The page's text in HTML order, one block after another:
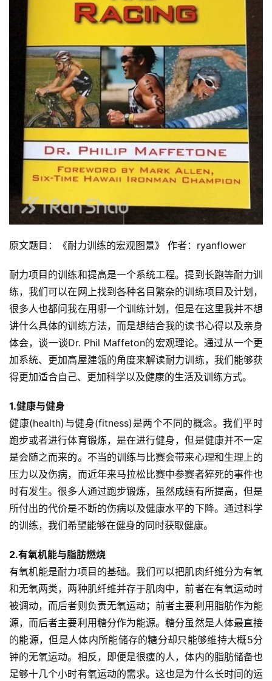
原文题目：《耐力训练的宏观图景》 作者：ryanflower
耐力项目的训练和提高是一个系统工程。提到长跑等耐力训
练，我们可以在网上找到各种名目繁杂的训练项目及计划，
很多人也都问我在用哪一个训练计划，但是在这里我并不想
讲什么具体的训练方法，而是想结合我的读书心得以及亲身
体会，谈一谈Dr. Phil Maffeton的宏观理论。通过从一个更
加系统、更加高屋建瓴的角度来解读耐力训练，我们能够获
得更加适合自己、更加科学以及健康的生活及训练方式。
1.健康与健身
健康(health)与健身(fitness)是两个不同的概念。我们平时
跑步或者进行体育锻炼，是在进行健身，但是健康并不一定
是会随之而来的。不当的训练与比赛会带来心理和生理上的
压力以及伤病，而近年来马拉松比赛中参赛者猝死的事件也
时有发生。很多人通过跑步锻炼，虽然成绩有所提高，但是
所付出的代价是不断的伤病以及健康水平的下降。通过科学
的训练，我们希望能够在健身的同时获取健康。
2.有氧机能与脂肪燃烧
有氧机能是耐力项目的基础。我们可以把肌肉纤维分为有氧
和无氧两类，两种肌纤维并存于肌肉中，前者在有氧运动时
被调动，而后者则负责无氧运动；前者主要利用脂肪作为能
源，而后者主要利用糖分作为能源。糖分虽然是人体最直接
的能源，但是人体内所能储存的糖分却只能够维持大概5分
钟的无氧运动。相反，即便是很瘦的人，体内的脂肪储备也
足够十几个小时有氧运动的需求。这也是为什么长时间的运